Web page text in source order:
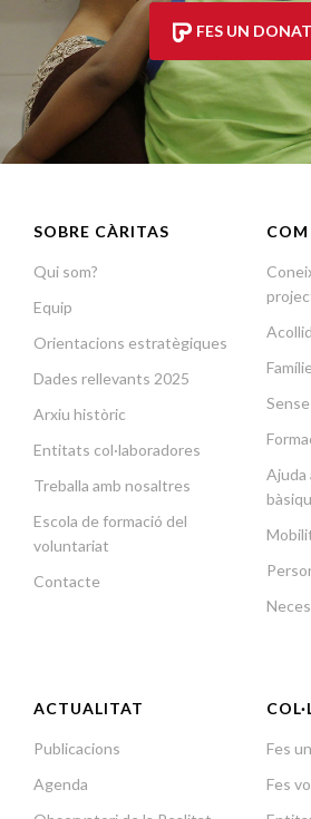
FES UN
SOBRE CÀRITAS
Qui som?
Equip
Orientacions estratègiques
Dades rellevants 2025
Arxiu històric
Entitats col·laboradores
Treballa amb nosaltres
Escola de formació del
voluntariat
Contacte
Ajuda
ACTUALITAT
Publicacions
Agenda
Fes
Fes